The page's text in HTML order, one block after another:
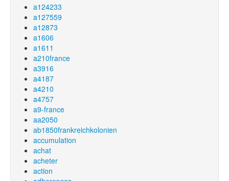
a124233
a127559
a12873
a1606
a1611
a210france
a3916
a4187
a4210
a4757
a9-france
aa2050
ab1850frankreichkolonien
accumulation
achat
acheter
action